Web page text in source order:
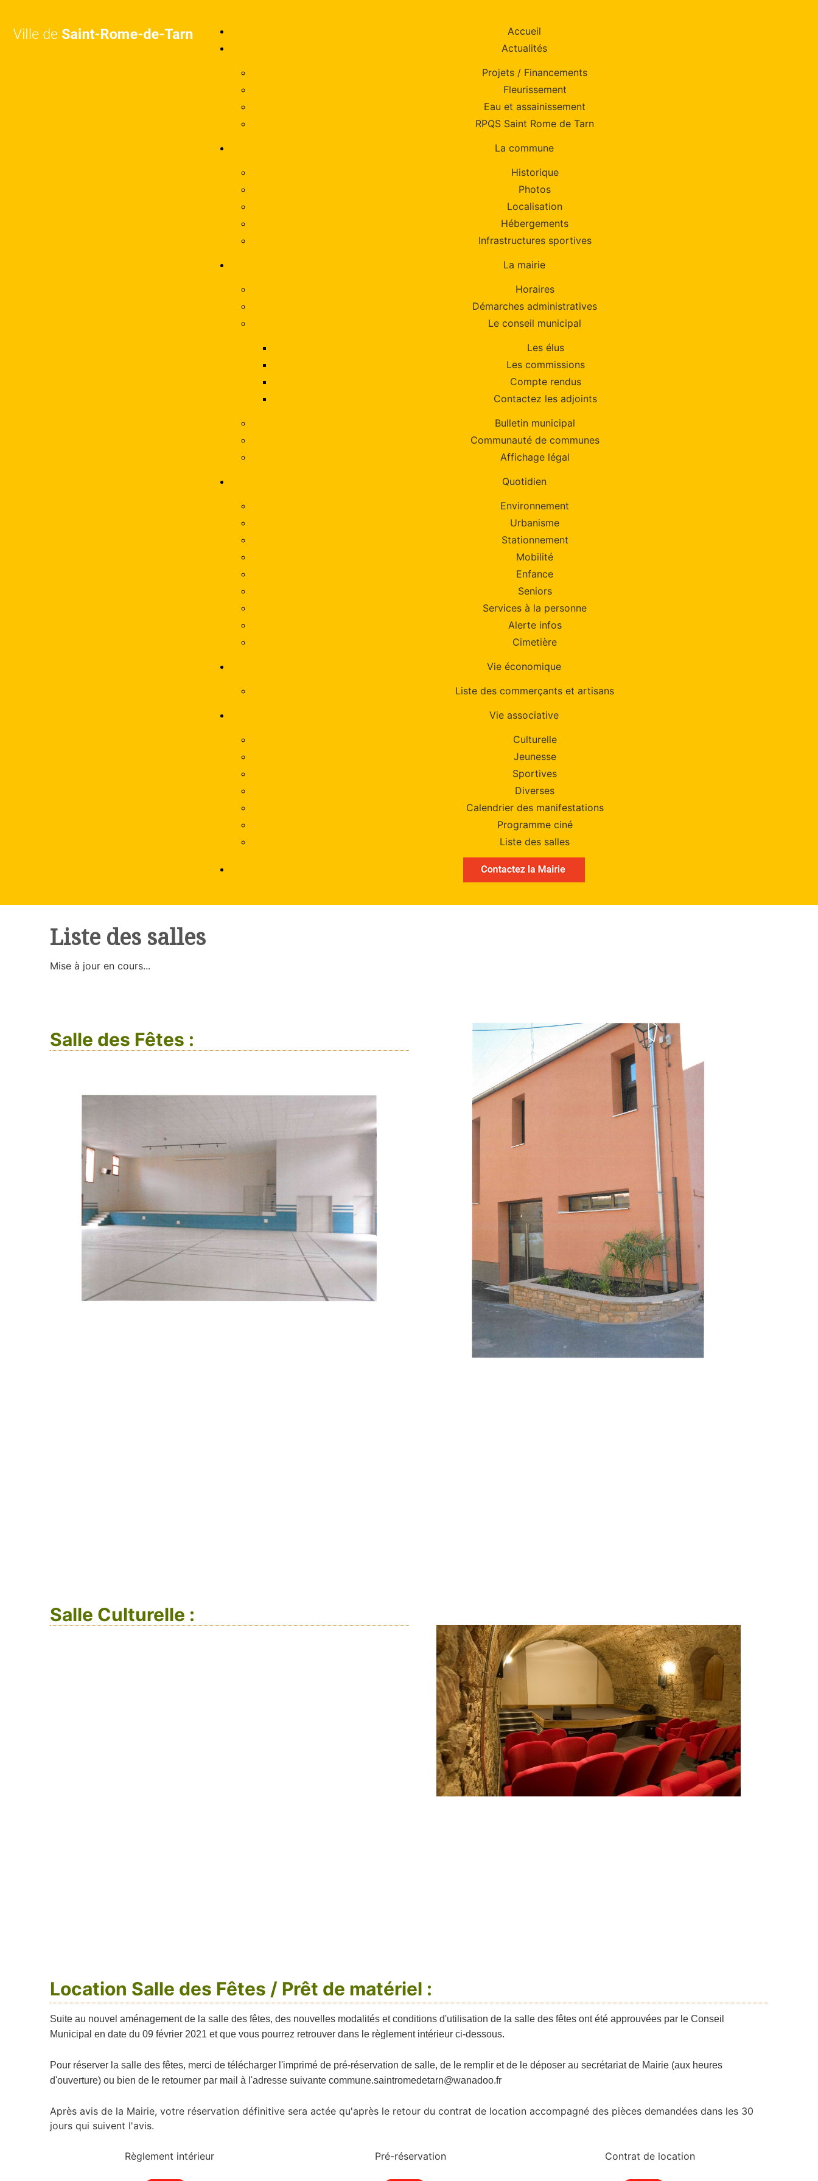
Accueil
Actualités
Projets / Financements
Fleurissement
Eau et assainissement
RPQS Saint Rome de Tarn
La commune
Historique
Photos
Localisation
Hébergements
Infrastructures sportives
La mairie
Horaires
Démarches administratives
Le conseil municipal
Les élus
Les commissions
Compte rendus
Contactez les adjoints
Bulletin municipal
Communauté de communes
Affichage légal
Quotidien
Environnement
Urbanisme
Stationnement
Mobilité
Enfance
Seniors
Services à la personne
Alerte infos
Cimetière
Vie économique
Liste des commerçants et artisans
Vie associative
Culturelle
Jeunesse
Sportives
Diverses
Calendrier des manifestations
Programme ciné
Liste des salles
Liste des salles
Mise à jour en cours...
Salle des Fêtes :
Salle Culturelle :
Location Salle des Fêtes / Prêt de matériel :
Suite au nouvel aménagement de la salle des fêtes, des nouvelles modalités et conditions d'utilisation de la salle des fêtes ont été approuvées par le Conseil
Municipal en date du 09 février 2021 et que vous pourrez retrouver dans le règlement intérieur ci-dessous.
Pour réserver la salle des fêtes, merci de télécharger l'imprimé de pré-réservation de salle, de le remplir et de le déposer au secrétariat de Mairie (aux heures
d'ouverture) ou bien de le retourner par mail à l'adresse suivante commune.saintromedetarn@wanadoo.fr
Après avis de la Mairie, votre réservation définitive sera actée qu'après le retour du contrat de location accompagné des pièces demandées dans les 30
jours qui suivent l'avis.
Règlement intérieur Pré-réservation Contrat de location